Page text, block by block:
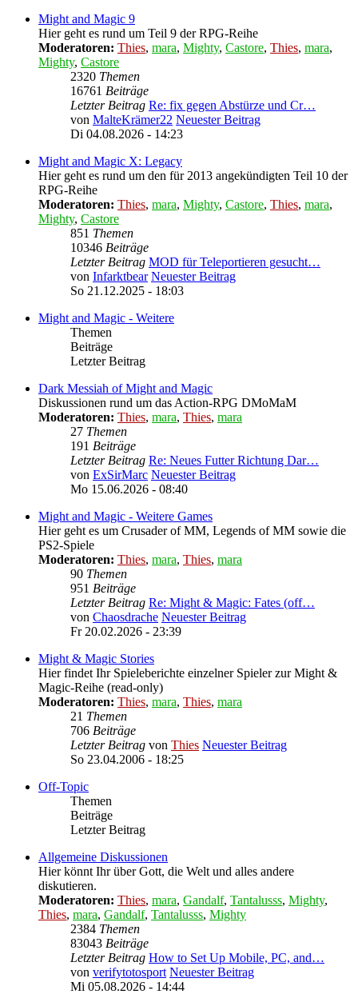
Might and Magic 9
Hier geht es rund um Teil 9 der RPG-Reihe
Moderatoren: Thies, mara, Mighty, Castore, Thies, mara,
Mighty, Castore
2320 Themen
16761 Beiträge
Letzter Beitrag Re: fix gegen Abstürze und Cr…
von MalteKrämer22 Neuester Beitrag
Di 04.08.2026 - 14:23
Might and Magic X: Legacy
Hier geht es rund um den für 2013 angekündigten Teil 10 der
RPG-Reihe
Moderatoren: Thies, mara, Mighty, Castore, Thies, mara,
Mighty, Castore
851 Themen
10346 Beiträge
Letzter Beitrag MOD für Teleportieren gesucht…
von Infarktbear Neuester Beitrag
So 21.12.2025 - 18:03
Might and Magic - Weitere
Themen
Beiträge
Letzter Beitrag
Dark Messiah of Might and Magic
Diskussionen rund um das Action-RPG DMoMaM
Moderatoren: Thies, mara, Thies, mara
27 Themen
191 Beiträge
Letzter Beitrag Re: Neues Futter Richtung Dar…
von ExSirMarc Neuester Beitrag
Mo 15.06.2026 - 08:40
Might and Magic - Weitere Games
Hier geht es um Crusader of MM, Legends of MM sowie die
PS2-Spiele
Moderatoren: Thies, mara, Thies, mara
90 Themen
951 Beiträge
Letzter Beitrag Re: Might & Magic: Fates (off…
von Chaosdrache Neuester Beitrag
Fr 20.02.2026 - 23:39
Might & Magic Stories
Hier findet Ihr Spieleberichte einzelner Spieler zur Might &
Magic-Reihe (read-only)
Moderatoren: Thies, mara, Thies, mara
21 Themen
706 Beiträge
Letzter Beitrag von Thies Neuester Beitrag
So 23.04.2006 - 18:25
Off-Topic
Themen
Beiträge
Letzter Beitrag
Allgemeine Diskussionen
Hier könnt Ihr über Gott, die Welt und alles andere
diskutieren.
Moderatoren: Thies, mara, Gandalf, Tantalusss, Mighty,
Thies, mara, Gandalf, Tantalusss, Mighty
2384 Themen
83043 Beiträge
Letzter Beitrag How to Set Up Mobile, PC, and…
von verifytotosport Neuester Beitrag
Mi 05.08.2026 - 14:44